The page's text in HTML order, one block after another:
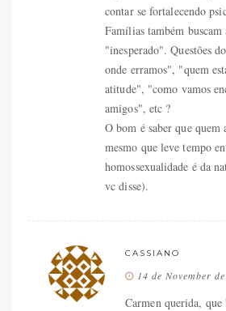
contar se fortalecendo
Famílias também
"inesperado". Questões
onde erramos", "quem
atitude", "como vamos
amigos", etc ?
O bom é saber que quem
mesmo que leve tempo
homossexualidade é da
vc disse).
CASSIANO
14 de November
Carmen querida, que